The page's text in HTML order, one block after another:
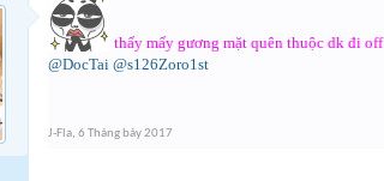
thấy mấy gương mặt quên thuộc dk đi off
@DocTai @s126Zoro1st
J-Fla, 6 Tháng bảy 2017